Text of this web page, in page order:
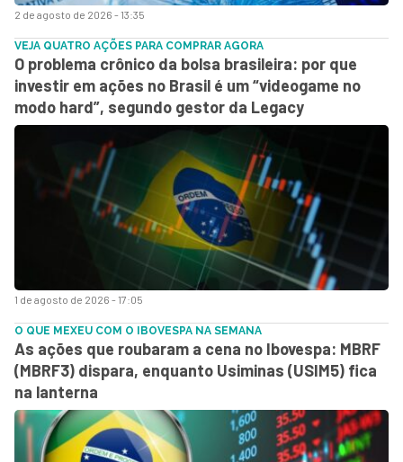
2 de agosto de 2026 - 13:35
1 de agosto de 2026 - 17:05
VEJA QUATRO AÇÕES PARA COMPRAR AGORA
O problema crônico da bolsa brasileira: por que
investir em ações no Brasil é um “videogame no
modo hard”, segundo gestor da Legacy
O QUE MEXEU COM O IBOVESPA NA SEMANA
As ações que roubaram a cena no Ibovespa: MBRF
(MBRF3) dispara, enquanto Usiminas (USIM5) fica
na lanterna